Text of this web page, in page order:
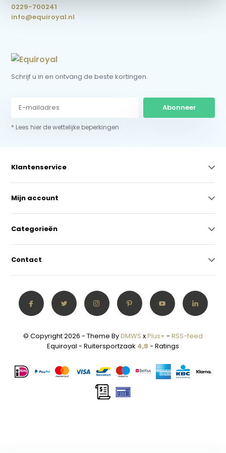
0229-700241
info@equiroyal.nl
Schrijf u in en ontvang de beste kortingen.
Abonneer
* Lees hier de wettelijke beperkingen
Klantenservice
Mijn account
Categorieën
Contact
© Copyright 2026 - Theme ByDMWS xPlus+ - RSS-feed
Equiroyal - Ruitersportzaak 4,8 - Ratings